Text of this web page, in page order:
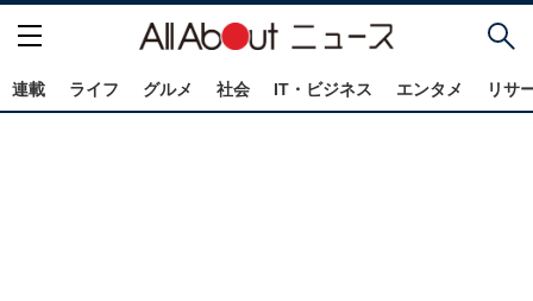
連載 ライフ グルメ 社会 IT・ビジネス エンタメ リサ